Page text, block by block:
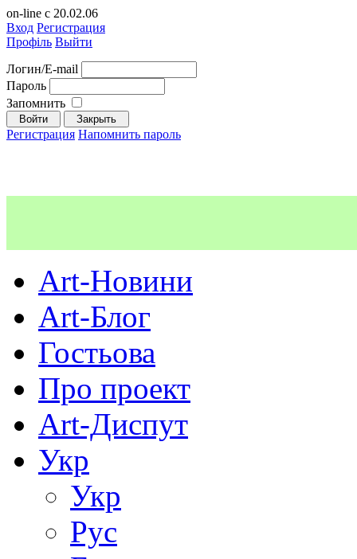
on-line с 20.02.06
Вход Регистрация
Профіль Выйти
Логин/E-mail
Пароль
Запомнить
Регистрация Напомнить пароль
Art-Новини
Art-Блог
Гостьова
Про проект
Art-Диспут
Укр
Укр
Рус